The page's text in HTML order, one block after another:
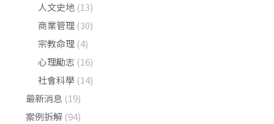
人文史地 (13)
商業管理 (30)
宗教命理 (4)
心理勵志 (16)
社會科學 (14)
最新消息 (19)
案例拆解 (94)